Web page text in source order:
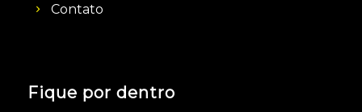
Contato
Fique por dentro